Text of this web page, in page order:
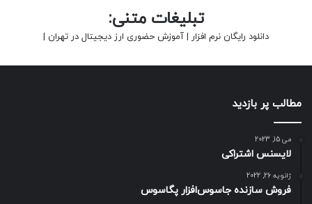
تبلیغات متنی:
دانلود رایگان نرم افزار | آموزش حضوری ارز دیجیتال در تهران |
مطالب پر بازدید
می 15, 2023
لایسنس اشتراکی
ژانویه 26, 2022
فروش سازنده جاسوس‌افزار پگاسوس